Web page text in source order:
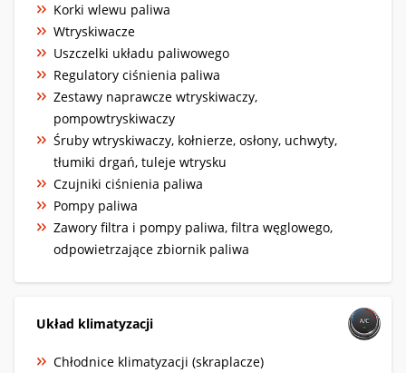
Korki wlewu paliwa
Wtryskiwacze
Uszczelki układu paliwowego
Regulatory ciśnienia paliwa
Zestawy naprawcze wtryskiwaczy,
pompowtryskiwaczy
Śruby wtryskiwaczy, kołnierze, osłony, uchwyty,
tłumiki drgań, tuleje wtrysku
Czujniki ciśnienia paliwa
Pompy paliwa
Zawory filtra i pompy paliwa, filtra węglowego,
odpowietrzające zbiornik paliwa
Układ klimatyzacji
Chłodnice klimatyzacji (skraplacze)